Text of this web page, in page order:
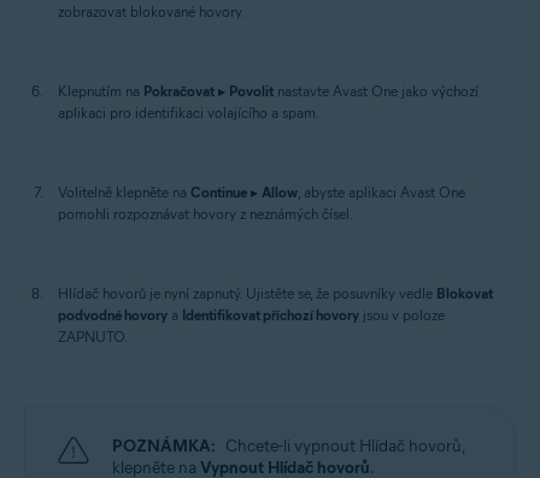
zobrazovat blokované hovory.
Klepnutím na Pokračovat ▸ Povolit nastavte Avast One jako výchozí
aplikaci pro identifikaci volajícího a spam.
Volitelně klepněte na Continue ▸ Allow, abyste aplikaci Avast One
pomohli rozpoznávat hovory z neznámých čísel.
Hlídač hovorů je nyní zapnutý. Ujistěte se, že posuvníky vedle Blokovat
podvodné hovory a Identifikovat příchozí hovory jsou v poloze
ZAPNUTO.
POZNÁMKA: Chcete-li vypnout Hlídač hovorů,
klepněte na Vypnout Hlídač hovorů.